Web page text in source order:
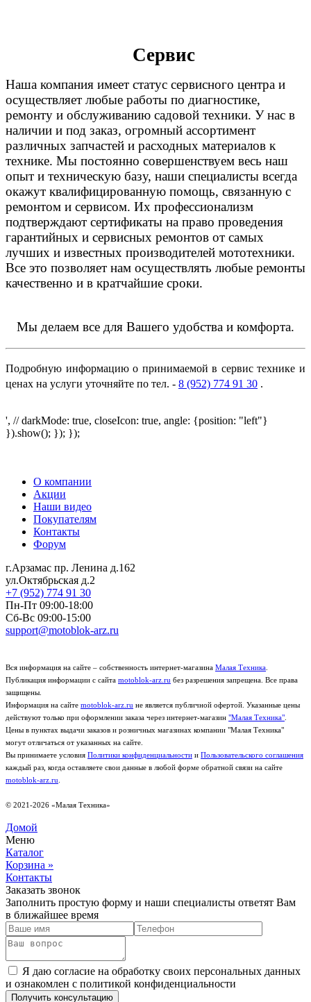
Сервис
Наша компания имеет статус сервисного центра и
осуществляет любые работы по диагностике,
ремонту и обслуживанию садовой техники. У нас в
наличии и под заказ, огромный ассортимент
различных запчастей и расходных материалов к
технике. Мы постоянно совершенствуем весь наш
опыт и техническую базу, наши специалисты всегда
окажут квалифицированную помощь, связанную с
ремонтом и сервисом. Их профессионализм
подтверждают сертификаты на право проведения
гарантийных и сервисных ремонтов от самых
лучших и известных производителей мототехники.
Все это позволяет нам осуществлять любые ремонты
качественно и в кратчайшие сроки.
Мы делаем все для Вашего удобства и комфорта.
Подробную информацию о принимаемой в сервис технике и
ценах на услуги уточняйте по тел. - 8 (952) 774 91 30 .
', // darkMode: true, closeIcon: true, angle: {position: "left"}
}).show(); }); });
О компании
Акции
Наши видео
Покупателям
Контакты
Форум
г.Арзамас пр. Ленина д.162
ул.Октябрьская д.2
+7 (952) 774 91 30
Пн-Пт 09:00-18:00
Сб-Вс 09:00-15:00
support@motoblok-arz.ru
Вся информация на сайте – собственность интернет-магазина Малая Техника
Публикация информации с сайта motoblok-arz.ru без разрешения запрещена. Все права
защищены.
Информация на сайте motoblok-arz.ru не является публичной офертой. Указанные цены
действуют только при оформлении заказа через интернет-магазин "Малая Техника"
Цены в пунктах выдачи заказов и розничных магазинах компании "Малая Техника"
могут отличаться от указанных на сайте.
Вы принимаете условия Политики конфиденциальности и Пользовательского соглашения
каждый раз, когда оставляете свои данные в любой форме обратной связи на сайте
motoblok-arz.ru
© 2021-2026 «Малая Техника»
Домой
Меню
Каталог
Корзина »
Контакты
Заказать звонок
Заполнить простую форму и наши специалисты ответят Вам
в ближайшее время
Я даю согласие на обработку своих персональных данных
и ознакомлен с политикой конфиденциальности